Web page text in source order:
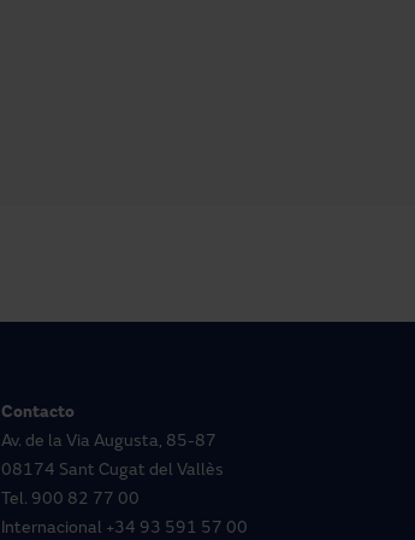
Contacto
Av. de la Via Augusta, 85-87
08174 Sant Cugat del Vallès
Tel. 900 82 77 00
Internacional +34 93 591 57 00